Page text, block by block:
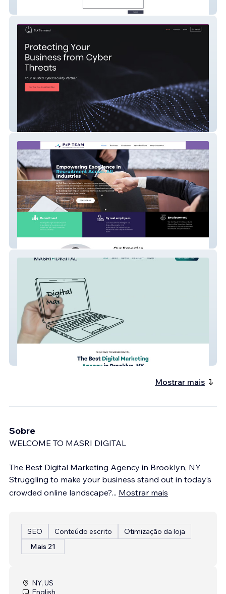
Project EDU Website
Slk Command 2
Mostrar mais
Sobre
WELCOME TO MASRI DIGITAL
The Best Digital Marketing Agency in Brooklyn, NY
Struggling to make your business stand out in today’s
crowded online landscape?... Mostrar mais
SEO Conteúdo escrito
Otimização da loja
Mais 21
NY, US
English